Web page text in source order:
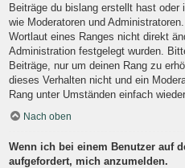
Beiträge du bislang erstellt hast
wie Moderatoren und
Wortlaut eines Ranges nicht direkt
Administration festgelegt wurden.
Beiträge, nur um deinen Rang zu
dieses Verhalten nicht und ein
Rang unter Umständen einfach
Nach oben
Wenn ich bei einem Benutzer auf
aufgefordert, mich anzumelden.